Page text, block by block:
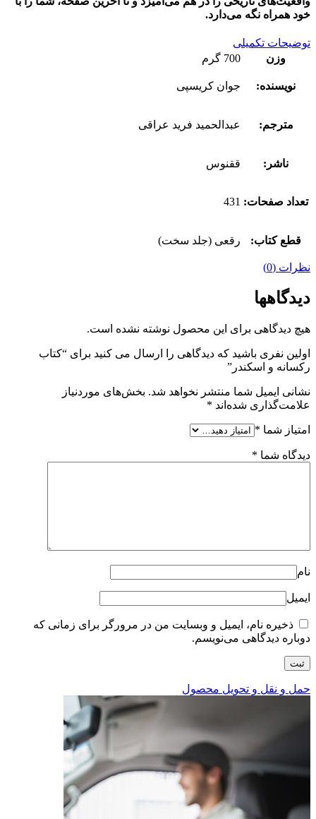
خود همراه نگه می‌دارد.
توضیحات تکمیلی
وزن
700 گرم
نویسنده: جوان کریسپی
مترجم: عبدالحمید فرید عراقی
ناشر: ققنوس
تعداد صفحات: 431
قطع کتاب: رقعی (جلد سخت)
نظرات (0)
دیدگاهها
هیچ دیدگاهی برای این محصول نوشته نشده است.
اولین نفری باشید که دیدگاهی را ارسال می کنید برای “کتاب
رکسانه و اسکندر”
نشانی ایمیل شما منتشر نخواهد شد. بخش‌های موردنیاز
علامت‌گذاری شده‌اند *
امتیاز شما *
دیدگاه شما *
نام
ایمیل
ذخیره نام، ایمیل و وبسایت من در مرورگر برای زمانی که
دوباره دیدگاهی می‌نویسم.
حمل و نقل و تحویل محصول